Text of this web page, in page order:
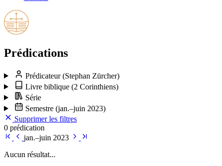
Prédications
Prédicateur(Stephan Zürcher)
Livre biblique (2 Corinthiens)
Série
Semestre (jan.–juin 2023)
Supprimer les filtres
0 prédication
jan.–juin 2023
Aucun résultat...